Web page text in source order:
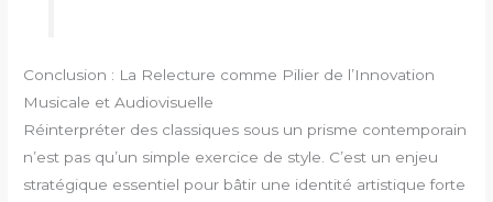
Conclusion : La Relecture comme Pilier de l’Innovation
Musicale et Audiovisuelle
Réinterpréter des classiques sous un prisme contemporain
n’est pas qu’un simple exercice de style. C’est un enjeu
stratégique essentiel pour bâtir une identité artistique forte